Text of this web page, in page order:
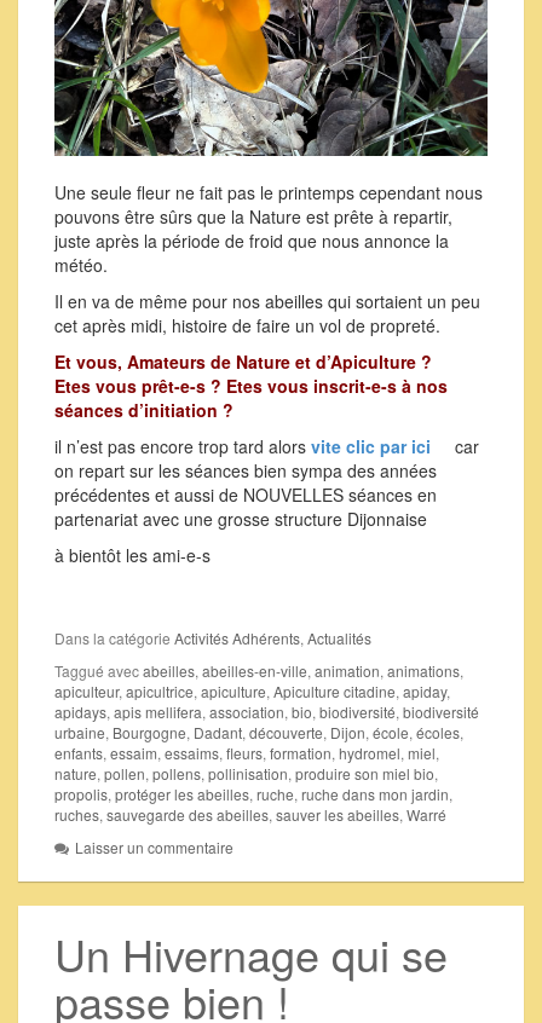
Une seule fleur ne fait pas le printemps cependant nous
pouvons être sûrs que la Nature est prête à repartir,
juste après la période de froid que nous annonce la
météo.
Il en va de même pour nos abeilles qui sortaient un peu
cet après midi, histoire de faire un vol de propreté.
Et vous, Amateurs de Nature et d’Apiculture ?
Etes vous prêt-e-s ? Etes vous inscrit-e-s à nos
séances d’initiation ?
il n’est pas encore trop tard alors vite clic par ici car
on repart sur les séances bien sympa des années
précédentes et aussi de NOUVELLES séances en
partenariat avec une grosse structure Dijonnaise
à bientôt les ami-e-s
Dans la catégorie Activités Adhérents, Actualités
Taggué avecabeilles, abeilles-en-ville, animation, animations,
apiculteur, apicultrice, apiculture, Apiculture citadine, apiday,
apidays, apis mellifera, association, bio, biodiversité, biodiversité
urbaine, Bourgogne, Dadant, découverte, Dijon, école, écoles,
enfants, essaim, essaims, fleurs, formation, hydromel, miel,
nature, pollen, pollens, pollinisation, produire son miel bio,
propolis, protéger les abeilles, ruche, ruche dans mon jardin,
ruches, sauvegarde des abeilles, sauver les abeilles, Warré
Laisser un commentaire
Un Hivernage qui se
passe bien !